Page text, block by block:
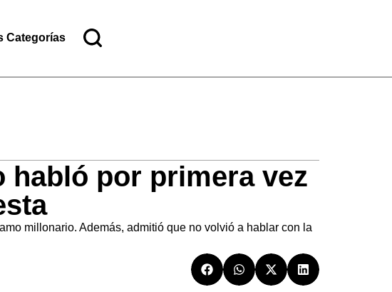
Categorías
habló por primera vez
millonario. Además, admitió que no volvió a hablar con la